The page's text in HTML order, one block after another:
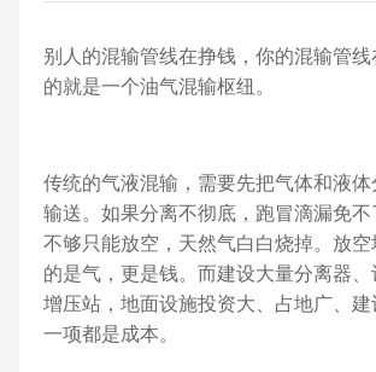
别人的混输管线在挣钱，你的混输管
的就是一个油气混输枢纽。
传统的气液混输，需要先把气体和液
输送。如果分离不彻底，跑冒滴漏免
不够只能放空，天然气白白烧掉。放
的是气，更是钱。而建设大量分离器
增压站，地面设施投资大、占地广、
一项都是成本。